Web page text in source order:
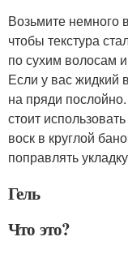
Возьмите немного
чтобы текстура
по сухим волосам
Если у вас жидкий
на пряди
стоит
воск в круглой
поправлять
Гель
Что это?